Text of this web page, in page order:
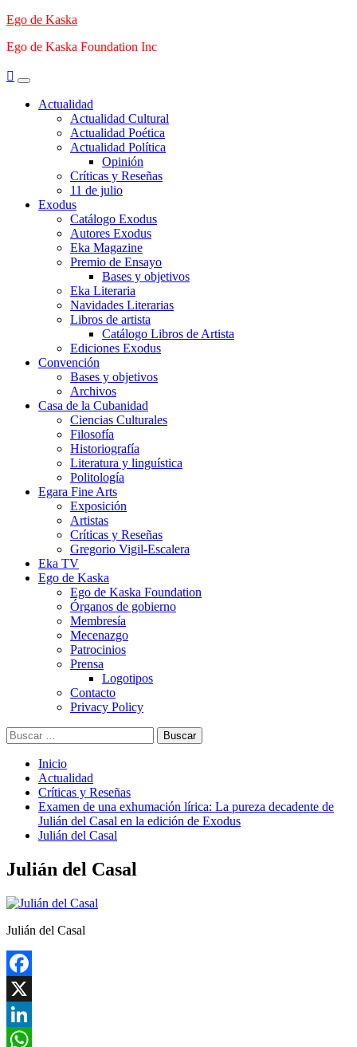
Saltar
contenido
Ego de Kaska
Ego de Kaska Foundation Inc
Menú
principal
Actualidad
Actualidad Cultural
Actualidad Poética
Actualidad Política
Opinión
Críticas y Reseñas
11 de julio
Exodus
Catálogo Exodus
Autores Exodus
Eka Magazine
Premio de Ensayo
Bases y objetivos
Eka Literaria
Navidades Literarias
Libros de artista
Catálogo Libros de Artista
Ediciones Exodus
Convención
Bases y objetivos
Archivos
Casa de la Cubanidad
Ciencias Culturales
Filosofía
Historiografía
Literatura y linguística
Politología
Egara Fine Arts
Exposición
Artistas
Críticas y Reseñas
Gregorio Vigil-Escalera
Eka TV
Ego de Kaska
Ego de Kaska Foundation
Órganos de gobierno
Membresía
Mecenazgo
Patrocinios
Prensa
Logotipos
Contacto
Privacy Policy
Buscar:
Inicio
Actualidad
Críticas y Reseñas
Examen de una exhumación lírica: La pureza decadente de
Julián del Casal en la edición de Exodus
Julián del Casal
Julián del Casal
Julián del Casal
Facebook
X
LinkedIn